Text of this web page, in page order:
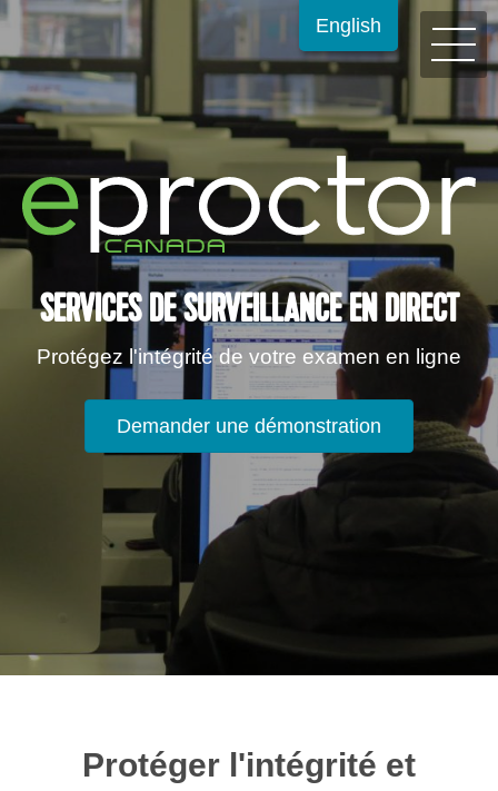
SERVICES DE SURVEILLANCE EN DIRECT
Protégez l'intégrité de votre examen en ligne
Demander une démonstration
Protéger l'intégrité et
English